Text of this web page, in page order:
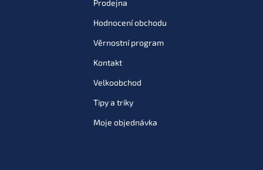
Prodejna
Hodnocení obchodu
Věrnostní program
Kontakt
Velkoobchod
Tipy a triky
Moje objednávka